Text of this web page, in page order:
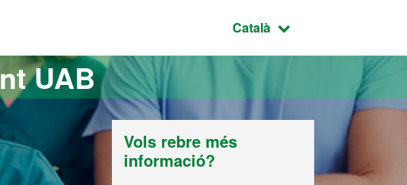
Idioma seleccionat:
Català
UAB
Vols rebre més
informació?